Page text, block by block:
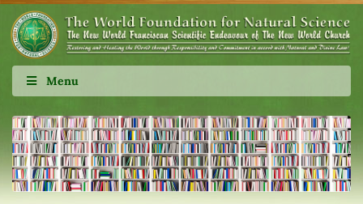
Menu